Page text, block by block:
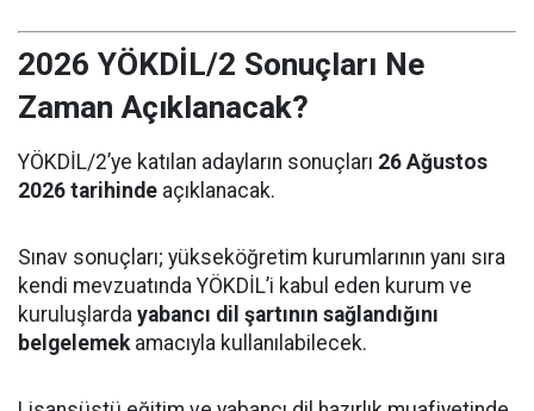
2026 YÖKDİL/2 Sonuçları Ne
Zaman Açıklanacak?
YÖKDİL/2’ye katılan adayların sonuçları 26 Ağustos
2026 tarihinde açıklanacak.
Sınav sonuçları; yükseköğretim kurumlarının yanı sıra
kendi mevzuatında YÖKDİL’i kabul eden kurum ve
kuruluşlarda yabancı dil şartının sağlandığını
belgelemekamacıyla kullanılabilecek.